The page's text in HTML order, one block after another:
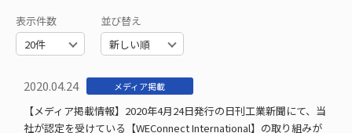
表示件数 並び替え
2020.04.24 メディア掲載
【メディア掲載情報】2020年4月24日発行の日刊工業新聞にて、当
社が認定を受けている【WEConnect International】の取り組みが